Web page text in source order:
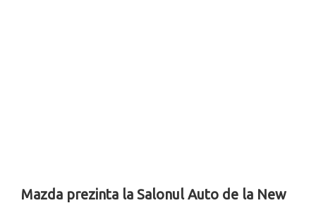
Mazda prezinta la Salonul Auto de la New